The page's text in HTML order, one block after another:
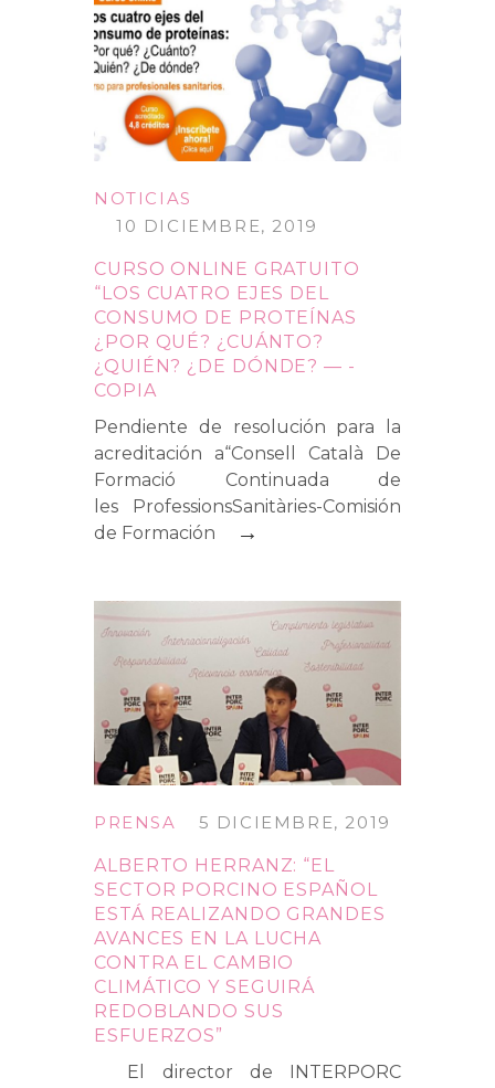
NOTICIAS
10 DICIEMBRE, 2019
CURSO ONLINE GRATUITO
“LOS CUATRO EJES DEL
CONSUMO DE PROTEÍNAS
¿POR QUÉ? ¿CUÁNTO?
¿QUIÉN? ¿DE DÓNDE? — -
COPIA
Pendiente de resolución para la
acreditación a“Consell Català De
Formació Continuada de
les ProfessionsSanitàries-Comisión
de Formación
→
PRENSA 5 DICIEMBRE, 2019
ALBERTO HERRANZ: “EL
SECTOR PORCINO ESPAÑOL
ESTÁ REALIZANDO GRANDES
AVANCES EN LA LUCHA
CONTRA EL CAMBIO
CLIMÁTICO Y SEGUIRÁ
REDOBLANDO SUS
ESFUERZOS”
El director de INTERPORC